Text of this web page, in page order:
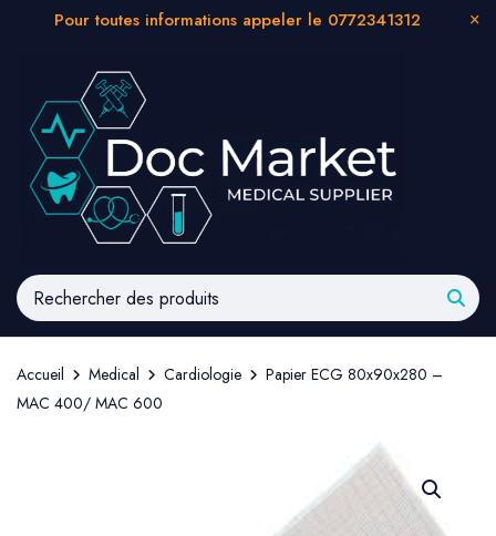
Pour toutes informations appeler le 0772341312
Accueil Medical Cardiologie
Papier ECG 80x90x280 –
MAC 400/ MAC 600